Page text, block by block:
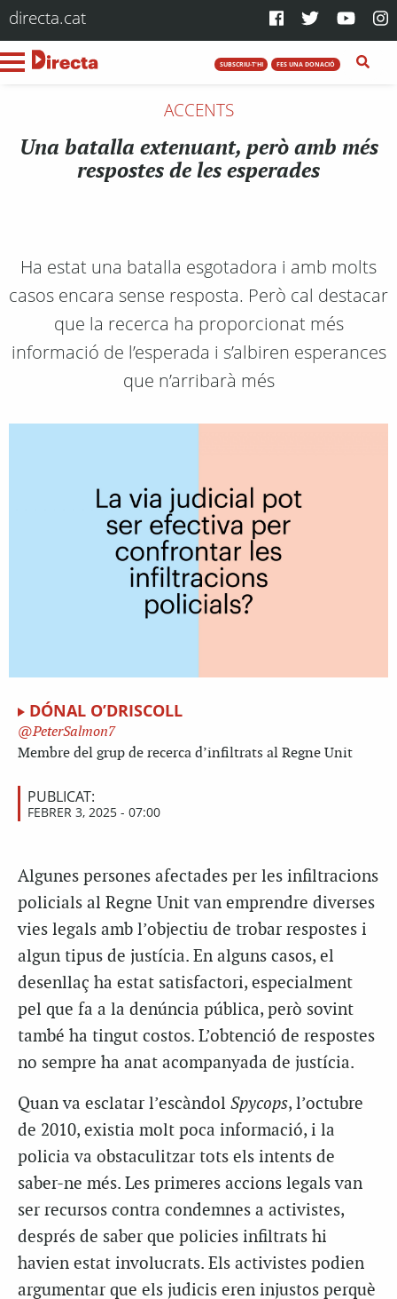
directa.cat
SUBSCRIU-T'HI FES UNA DONACIÓ
ACCENTS
Una batalla extenuant, però amb més
respostes de les esperades
Ha estat una batalla esgotadora i amb molts
casos encara sense resposta. Però cal destacar
que la recerca ha proporcionat més
informació de l’esperada i s’albiren esperances
que n’arribarà més
DÓNAL O’DRISCOLL
PeterSalmon7
Membre del grup de recerca d’infiltrats al Regne Unit
PUBLICAT:
FEBRER 3, 2025 - 07:00
Algunes persones afectades per les infiltracions
policials al Regne Unit van emprendre diverses
vies legals amb l’objectiu de trobar respostes i
algun tipus de justícia. En alguns casos, el
desenllaç ha estat satisfactori, especialment
pel que fa a la denúncia pública, però sovint
també ha tingut costos. L’obtenció de respostes
no sempre ha anat acompanyada de justícia.
Quan va esclatar l’escàndol Spycops, l’octubre
de 2010, existia molt poca informació, i la
policia va obstaculitzar tots els intents de
saber-ne més. Les primeres accions legals van
ser recursos contra condemnes a activistes,
després de saber que policies infiltrats hi
havien estat involucrats. Els activistes podien
argumentar que els judicis eren injustos perquè